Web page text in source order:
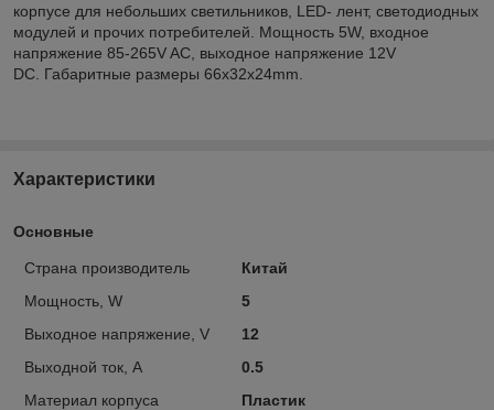
корпусе для небольших светильников, LED- лент, светодиодных
модулей и прочих потребителей. Мощность 5W, входное
напряжение 85-265V AC, выходное напряжение 12V
DC. Габаритные размеры 66x32x24mm.
Характеристики
Основные
Страна производитель
Китай
Мощность, W
5
Выходное напряжение, V
12
Выходной ток, А
0.5
Материал корпуса
Пластик